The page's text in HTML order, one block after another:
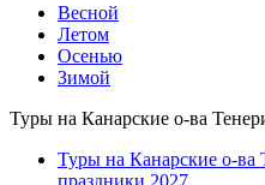
Весной
Летом
Осенью
Зимой
Туры на Канарские о-ва
Туры на Канарские о-ва
праздники 2027